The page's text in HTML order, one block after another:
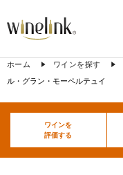
ホーム ワインを探す
ル・グラン・モーペルテュイ
ワインを
評価する